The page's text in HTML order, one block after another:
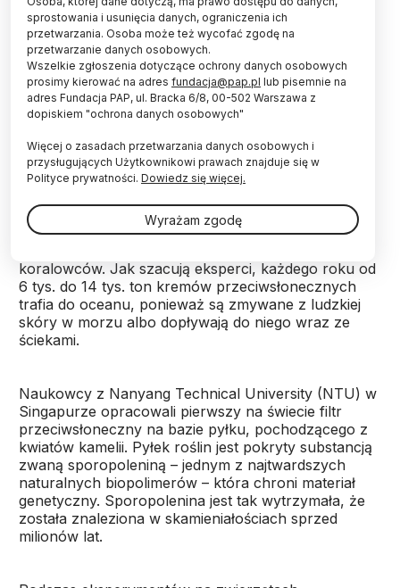
opalania z pyłku kwiatowego, który chroni skórę
przed ultrafioletem i chłodzi. W przeciwieństwie
do tradycyjnych kremów jest też bezpieczny dla
koralowców.
Zadaniem kremów z filtrem jest pochłanianie lub
odbijanie promieniowania UV, ponieważ długotrwałe
narażenie skóry na ultrafiolet może prowadzić do
problemów skórnych, takich jak oparzenia
z filtrem zawiera drobinki minerałów, takich jak
dwutlenek tytanu (TiO2) i tlenek cynku (ZnO), które
koralowców. Jak szacują eksperci, każdego roku od
6 tys. do 14 tys. ton kremów przeciwsłonecznych
trafia do oceanu, ponieważ są zmywane z ludzkiej
skóry w morzu albo dopływają do niego wraz ze
ściekami.
Naukowcy z Nanyang Technical University (NTU) w
Singapurze opracowali pierwszy na świecie filtr
przeciwsłoneczny na bazie pyłku, pochodzącego z
kwiatów kamelii. Pyłek roślin jest pokryty substancją
zwaną sporopoleniną – jednym z najtwardszych
naturalnych biopolimerów – która chroni materiał
genetyczny. Sporopolenina jest tak wytrzymała, że
została znaleziona w skamieniałościach sprzed
milionów lat.
sprostowania i usunięcia danych, ograniczenia ich
przetwarzania. Osoba może też wycofać zgodę na
przetwarzanie danych osobowych.
Wszelkie zgłoszenia dotyczące ochrony danych osobowych
prosimy kierować na adres fundacja@pap.pl lub pisemnie na
adres Fundacja PAP, ul. Bracka 6/8, 00-502 Warszawa z
dopiskiem "ochrona danych osobowych"
Więcej o zasadach przetwarzania danych osobowych i
przysługujących Użytkownikowi prawach znajduje się w
Polityce prywatności. Dowiedz się więcej.
Wyrażam zgodę